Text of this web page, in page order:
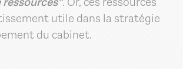
utile dans la stratégie
du cabinet.